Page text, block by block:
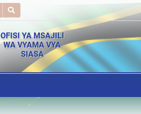
OFISI YA MSAJILI
WA VYAMA VYA
SIASA